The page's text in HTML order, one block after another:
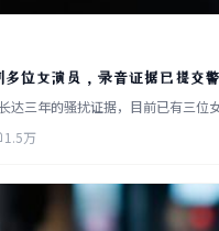
位女演员，录音证据已提交
达三年的骚扰证据，目前已有三位
1.5万